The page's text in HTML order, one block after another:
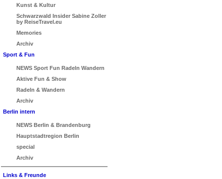
Kunst & Kultur
Schwarzwald Insider Sabine Zoller
by ReiseTravel.eu
Memories
Archiv
Sport & Fun
NEWS Sport Fun Radeln Wandern
Aktive Fun & Show
Radeln & Wandern
Archiv
Berlin intern
NEWS Berlin & Brandenburg
Hauptstadtregion Berlin
special
Archiv
Links & Freunde